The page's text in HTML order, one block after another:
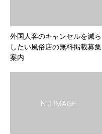
外国人客のキャンセルを減ら
したい風俗店の無料掲載募集
案内